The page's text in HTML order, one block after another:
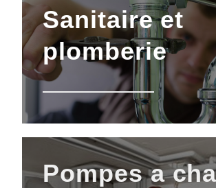
Sanitaireet
plomberie
Pompes a